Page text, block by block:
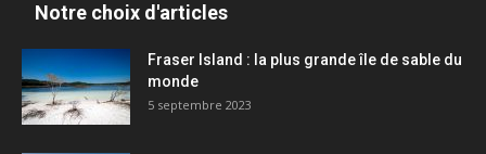
Notre choix d'articles
Fraser Island : la plus grande île de sable du
monde
5 septembre 2023